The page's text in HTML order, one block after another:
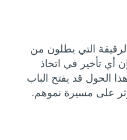
التي يطلون من
أي تأخير في اتخاذ
الحول قد يفتح الباب
على مسيرة نموهم.